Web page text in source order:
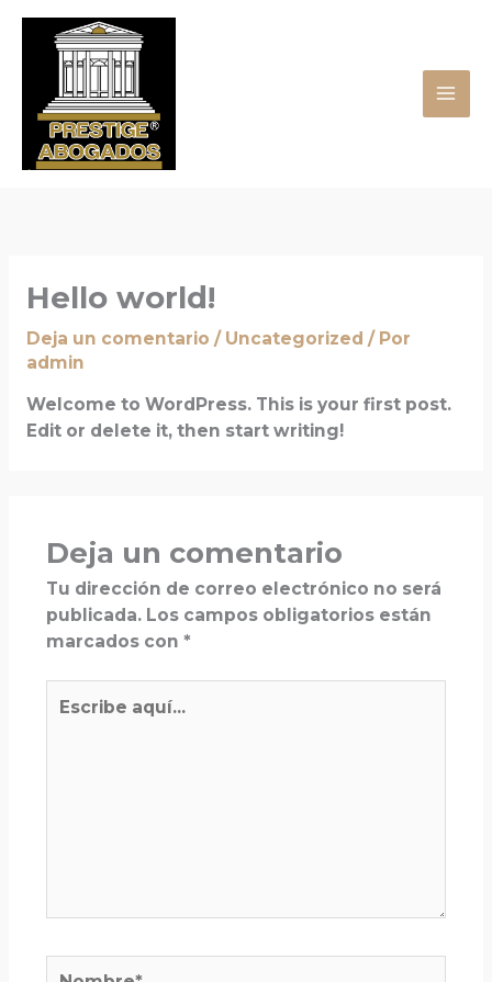
contenido
Hello world!
Deja un comentario / Uncategorized / Por
admin
Welcome to WordPress. This is your first post.
Edit or delete it, then start writing!
Deja un comentario
Tu dirección de correo electrónico no será
publicada. Los campos obligatorios están
marcados con *
aquí...